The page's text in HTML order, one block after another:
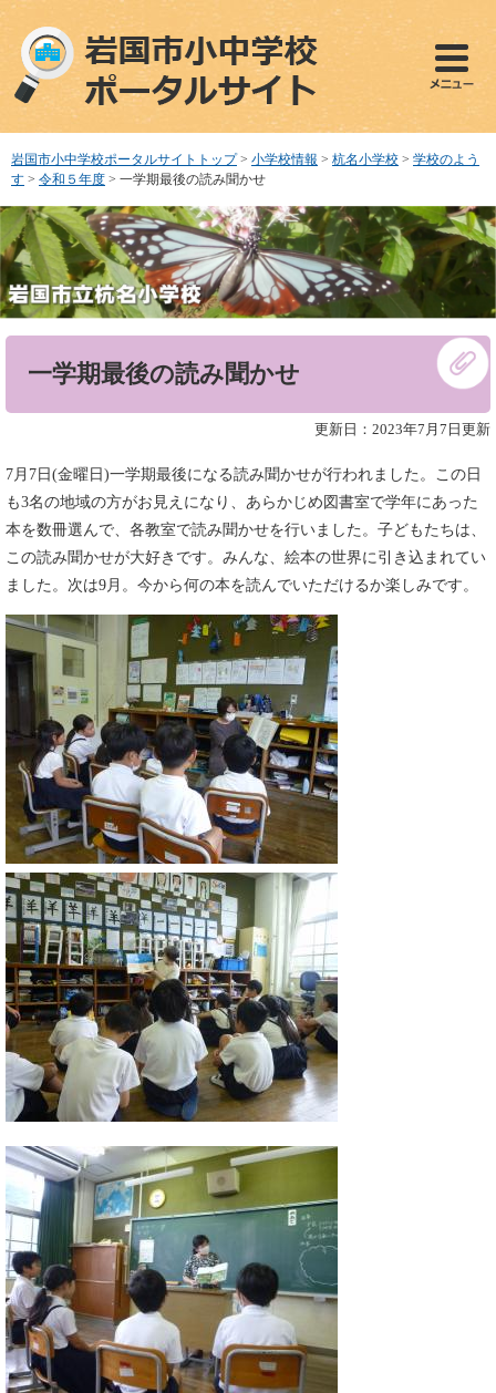
ペ
で
す
メ
ば
し
本
文
へ
岩国市小中学校ポータルサイトトップ > 小学校情報 > 杭名小学校 > 学校のよう
す > 令和５年度 > 一学期最後の読み聞かせ
一学期最後の読み聞かせ
更新日：2023年7月7日更新
7月7日(金曜日)一学期最後になる読み聞かせが行われました。この日
も3名の地域の方がお見えになり、あらかじめ図書室で学年にあった
本を数冊選んで、各教室で読み聞かせを行いました。子どもたちは、
この読み聞かせが大好きです。みんな、絵本の世界に引き込まれてい
ました。次は9月。今から何の本を読んでいただけるか楽しみです。